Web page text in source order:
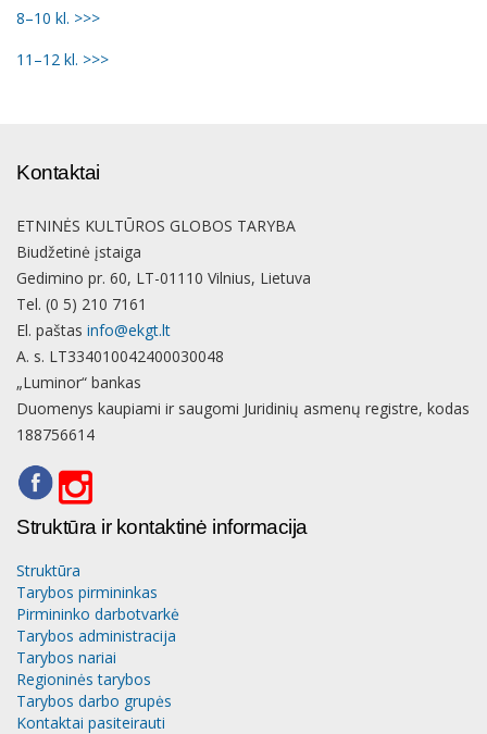
8–10 kl. >>>
11–12 kl. >>>
Kontaktai
ETNINĖS KULTŪROS GLOBOS TARYBA
Biudžetinė įstaiga
Gedimino pr. 60, LT-01110 Vilnius, Lietuva
Tel. (0 5) 210 7161
El. paštas info@ekgt.lt
A. s. LT334010042400030048
„Luminor“ bankas
Duomenys kaupiami ir saugomi Juridinių asmenų registre, kodas
188756614
Struktūra ir kontaktinė informacija
Struktūra
Tarybos pirmininkas
Pirmininko darbotvarkė
Tarybos administracija
Tarybos nariai
Regioninės tarybos
Tarybos darbo grupės
Kontaktai pasiteirauti